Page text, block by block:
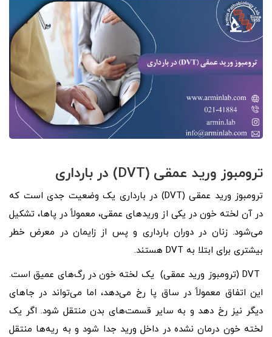
ترومبوز ورید عمقی (DVT) در بارداری
ترومبوز ورید عمقی (DVT) در بارداری یک وضعیت جدی است که
در آن لخته خون در یکی از وریدهای عمقی، معمولاً در پاها، تشکیل
می‌شود. زنان در دوران بارداری و پس از زایمان در معرض خطر
بیشتری برای ابتلا به DVT هستند.
DVT (ترومبوز ورید عمقی) یک لخته خون در رگ‌های عمیق است.
این اتفاق معمولاً در ساق پا رخ می‌دهد، اما می‌تواند در جاهای
دیگر نیز رخ دهد و به سایر قسمت‌های بدن منتقل شود. اگر یک
لخته خون درمان نشده در داخل ورید جدا شود و به ریه‌ها منتقل